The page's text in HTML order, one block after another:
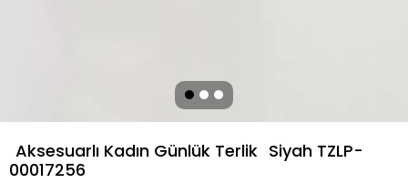
Aksesuarlı Kadın Günlük Terlik Siyah TZLP-
00017256